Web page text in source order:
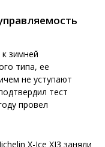
зимней
типа, ее
не уступают
тест
провел
X-Ice XI3 заняли